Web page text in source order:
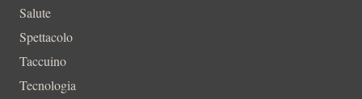
Salute
Spettacolo
Taccuino
Tecnologia